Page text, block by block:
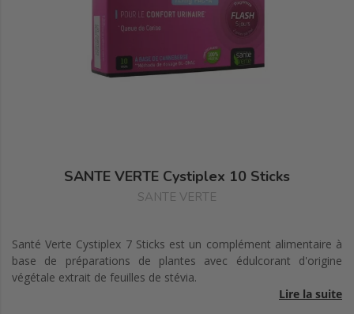
SANTE VERTE Cystiplex 10 Sticks
SANTE VERTE
Santé Verte Cystiplex 7 Sticks est un complément alimentaire à
base de préparations de plantes avec édulcorant d'origine
végétale extrait de feuilles de stévia.
Lire la suite